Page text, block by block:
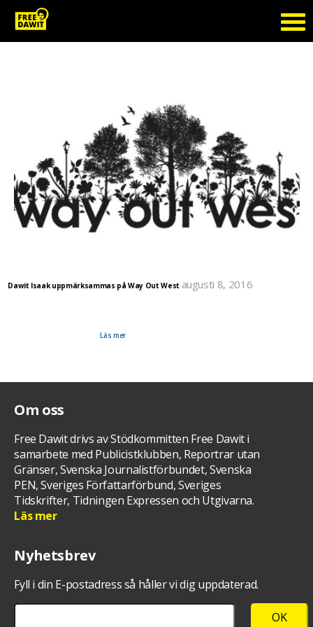
Dawit Isaak uppmärksammas på Way Out West augusti 8, 2016
Missa inte detta om du är där!Läs mer
Om oss
Free Dawit drivs av Stödkommitten Free Dawit i
samarbete med Publicistklubben, Reportrar utan
Gränser, Svenska Journalistförbundet, Svenska
PEN, Sveriges Författarförbund, Sveriges
Tidskrifter, Tidningen Expressen och Utgivarna.
Läs mer
Nyhetsbrev
Fyll i din E-postadress så håller vi dig uppdaterad.